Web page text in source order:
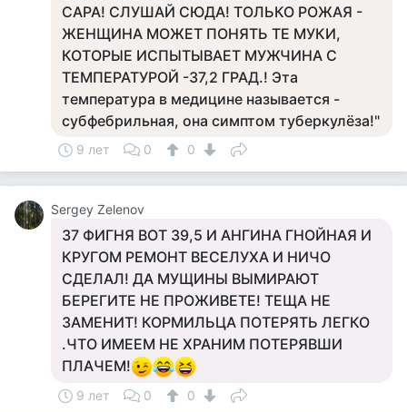
САРА! СЛУШАЙ СЮДА! ТОЛЬКО РОЖАЯ -
ЖЕНЩИНА МОЖЕТ ПОНЯТЬ ТЕ МУКИ,
КОТОРЫЕ ИСПЫТЫВАЕТ МУЖЧИНА С
ТЕМПЕРАТУРОЙ -37,2 ГРАД.! Эта
температура в медицине называется -
субфебрильная, она симптом туберкулёза!"
9 лет 0 0
Sergey Zelenov
37 ФИГНЯ ВОТ З9,5 И АНГИНА ГНОЙНАЯ И
КРУГОМ РЕМОНТ ВЕСЕЛУХА И НИЧО
СДЕЛАЛ! ДА МУЩИНЫ ВЫМИРАЮТ
БЕРЕГИТЕ НЕ ПРОЖИВЕТЕ! ТЕЩА НЕ
ЗАМЕНИТ! КОРМИЛЬЦА ПОТЕРЯТЬ ЛЕГКО
.ЧТО ИМЕЕМ НЕ ХРАНИМ ПОТЕРЯВШИ
ПЛАЧЕМ!
9 лет 0 0